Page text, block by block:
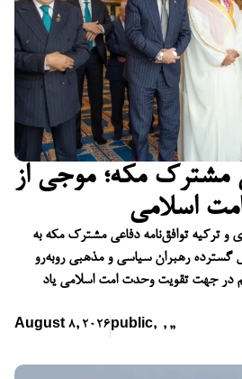
مشترک مکه؛ موجی از
اسلامی
و ترکیه توافق‌نامه دفاعی مشترک مکه به
گسترده رهبران سیاسی و مذهبی روبه‌رو
در جهت تقویت وحدت امت اسلامی یاد
August 8, 2026 public, ,,,